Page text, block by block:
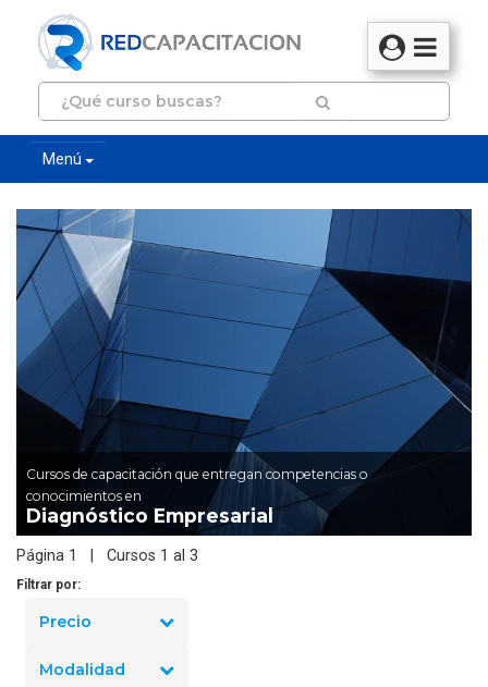
Menú
Cursos de capacitación que entregan competencias o
conocimientos en
Diagnóstico Empresarial
Página 1 | Cursos 1 al 3
Filtrar por:
Precio
Modalidad